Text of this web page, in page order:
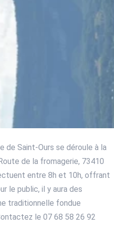
de Saint-Ours se déroule à la
de la fromagerie, 73410
entre 8h et 10h, offrant
le public, il y aura des
traditionnelle fondue
le 07 68 58 26 92